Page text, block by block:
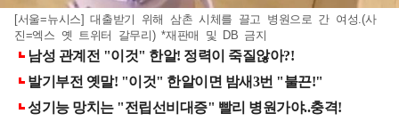
[서울=뉴시스] 대출받기 위해 삼촌 시체를 끌고 병원으로 간 여성.(사
진=엑스 옛 트위터 갈무리) *재판매 및 DB 금지